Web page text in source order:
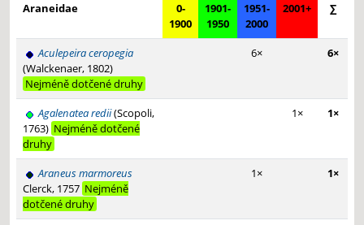
Araneidae
0-
1900
1901-
1950
1951-
2000
2001+ ∑
Aculepeira ceropegia
(Walckenaer, 1802)
Nejméně dotčené druhy
6× 6×
Agalenatea redii(Scopoli,
1763) Nejméně dotčené
druhy
1× 1×
Araneus marmoreus
Clerck, 1757 Nejméně
dotčené druhy
1× 1×